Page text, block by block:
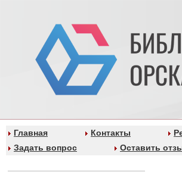
Главная Контакты
Задать вопрос
Оставить